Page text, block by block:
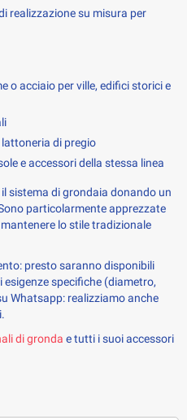
realizzazione su misura per
o acciaio per ville, edifici storici e
di pregio
e accessori della stessa linea
sistema di grondaia donando un
particolarmente apprezzate
lo stile tradizionale
presto saranno disponibili
esigenze specifiche (diametro,
Whatsapp: realizziamo anche
di gronda e tutti i suoi accessori